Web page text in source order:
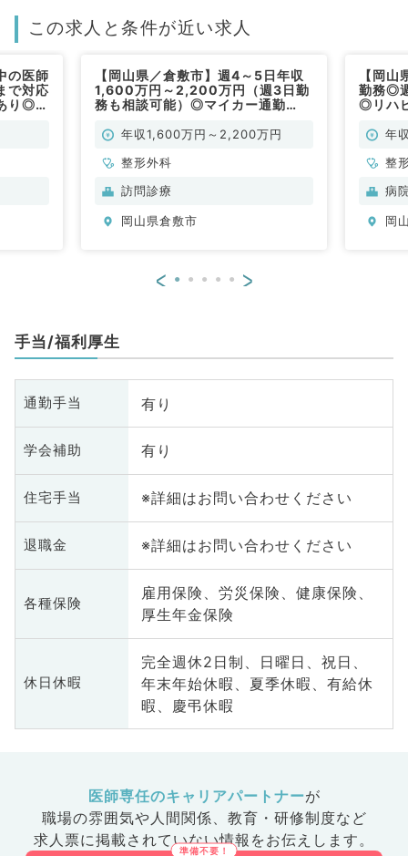
この求人と条件が近い求人
の医師
で対応
り◎年
【岡山県／倉敷市】週4～5日年収
1,600万円～2,200万円（週3日勤
務も相談可能）◎マイカー通勤
外科／常勤）
年収1,600万円～2,200万円
整形外科
訪問診療
岡山県倉敷市
【岡
勤務◎
◎リハ
年
整
病
岡
< >
手当/福利厚生
通勤手当 有り
学会補助 有り
住宅手当 ※詳細はお問い合わせください
退職金 ※詳細はお問い合わせください
各種保険
雇用保険、労災保険、健康保険、
厚生年金保険
休日休暇
完全週休2日制、日曜日、祝日、
年末年始休暇、夏季休暇、有給休
暇、慶弔休暇
医師専任のキャリアパートナーが
職場の雰囲気や人間関係、 教育・研修制度など
求人票に掲載されていない情報をお伝えします。